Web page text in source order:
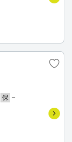
保 －